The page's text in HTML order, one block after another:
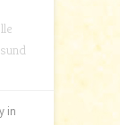
in